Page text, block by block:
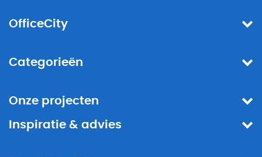
OfficeCity
Categorieën
Onze projecten
Inspiratie & advies